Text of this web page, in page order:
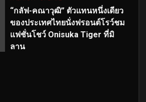
“กลัฟ-คณาวุฒิ” ตัวแทนหนึ่งเดียว
ของประเทศไทยนั่งฟรอนต์โรว์ชม
แฟชั่นโชว์ Onisuka Tiger ที่มิ
ลาน